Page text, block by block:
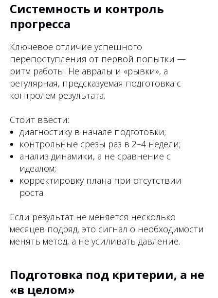
Системность и контроль
прогресса
Ключевое отличие успешного
перепоступления от первой попытки —
ритм работы. Не авралы и «рывки», а
регулярная, предсказуемая подготовка с
контролем результата.
Стоит ввести:
диагностику в начале подготовки;
контрольные срезы раз в 2–4 недели;
анализ динамики, а не сравнение с
идеалом;
корректировку плана при отсутствии
роста.
Если результат не меняется несколько
месяцев подряд, это сигнал о необходимости
менять метод, а не усиливать давление.
Подготовка под критерии, а не
«в целом»